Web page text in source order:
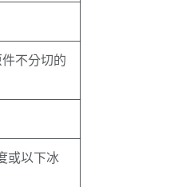
不分切的
或以下冰